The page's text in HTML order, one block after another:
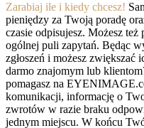
Zarabiaj ile i kiedy chcesz!
pieniędzy za Twoją poradę
czasie odpisujesz. Możesz
ogólnej puli zapytań. Będąc
zgłoszeń i możesz zwiększać
darmo znajomym lub
pomagasz na
komunikacji, informację o
zwrotów w razie braku
jednym miejscu. W końcu